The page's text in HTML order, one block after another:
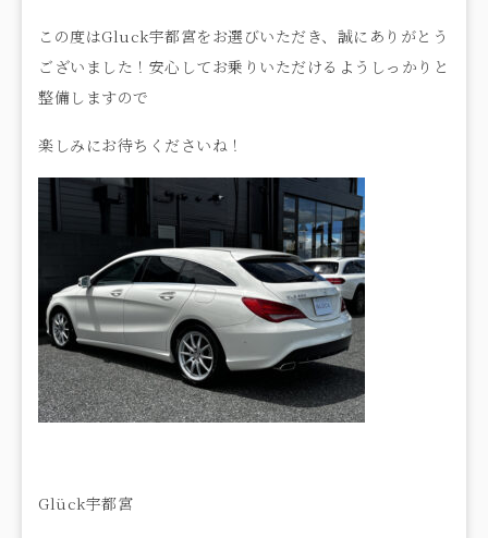
この度はGluck宇都宮をお選びいただき、誠にありがとう
ございました！安心してお乗りいただけるようしっかりと
整備しますので
楽しみにお待ちくださいね！
Glück宇都宮